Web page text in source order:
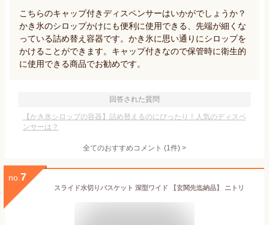
こちらのキャップ付きディスペンサーはいかがでしょうか？
かき氷のシロップかけにも便利に使用できる、先端が細くな
っている詰め替え容器です。かき氷に思い通りにシロップを
かけることができます。キャップ付きなので保管時に衛生的
に使用できる商品でお勧めです。
回答された質問
【かき氷シロップの容器】詰め替えるのにぴったり！人気のディスペ
ンサーは？
全てのおすすめコメント (1件) >
no. 7
スライド水切りバスケット 深型ワイド 【玄関先迄納品】 ニトリ